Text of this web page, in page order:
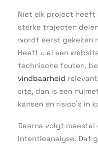
Niet elk project heeft
sterke trajecten
wordt eerst gekeken
Heeft u al een
technische fouten,
vindbaarheid
site, dan is een
kansen en risico’s in
Daarna volgt meestal
intentieanalyse. Dat